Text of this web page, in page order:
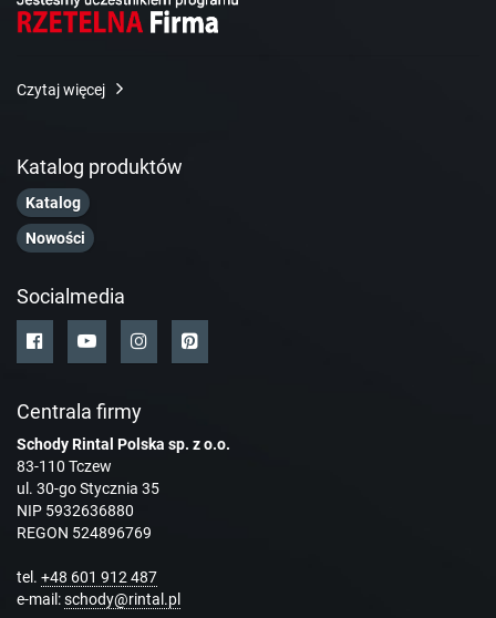
Czytaj więcej
Katalog produktów
Katalog
Nowości
Socialmedia
Centrala firmy
Schody Rintal Polska sp. z o.o.
83-110 Tczew
ul. 30-go Stycznia 35
NIP 5932636880
REGON 524896769
tel. +48 601 912 487
e-mail:schody@rintal.pl